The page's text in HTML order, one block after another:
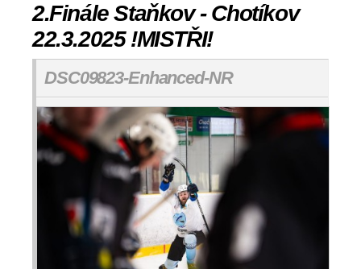
2.Finále Staňkov - Chotíkov
22.3.2025 !MISTŘI!
DSC09823-Enhanced-NR